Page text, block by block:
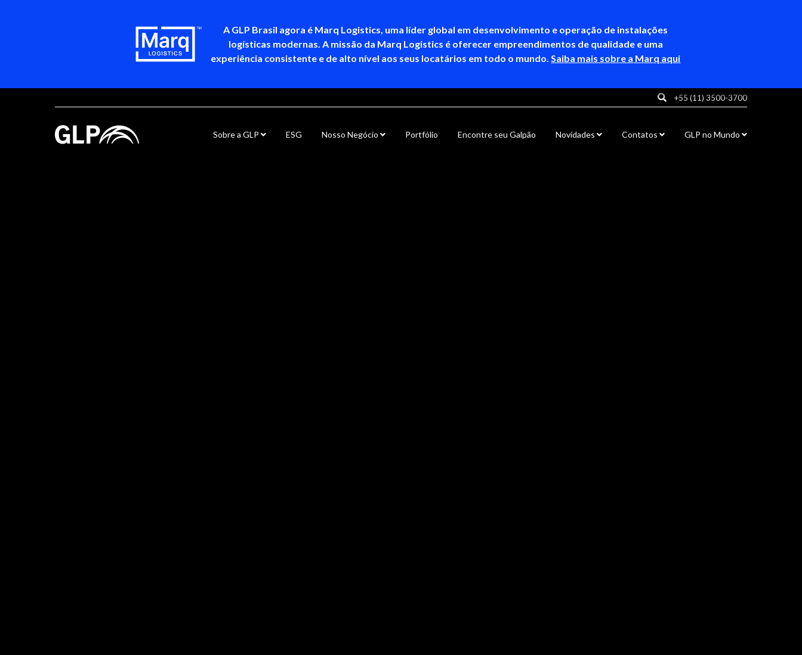
A GLP Brasil agora é Marq Logistics, uma líder global em desenvolvimento e operação de instalações
logísticas modernas. A missão da Marq Logistics é oferecer empreendimentos de qualidade e uma
experiência consistente e de alto nível aos seus locatários em todo o mundo. Saiba mais sobre a Marq aqui
+55 (11) 3500-3700
Sobre a GLP ESG Nosso Negócio Portfólio Encontre seu Galpão Novidades Contatos GLP no Mundo